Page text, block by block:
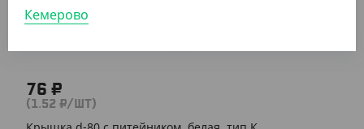
76 ₽
(1.52 ₽/ШТ)
Кемерово